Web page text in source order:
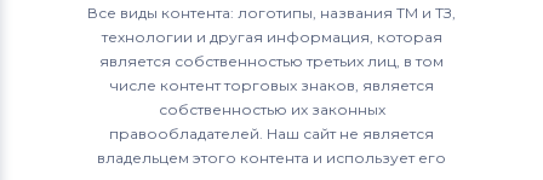
Все виды контента: логотипы, названия ТМ и ТЗ,
технологии и другая информация, которая
является собственностью третьих лиц, в том
числе контент торговых знаков, является
собственностью их законных
правообладателей. Наш сайт не является
владельцем этого контента и использует его